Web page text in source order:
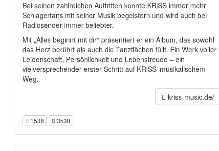
Bei seinen zahlreichen Auftritten konnte KRiSS immer mehr
Schlagerfans mit seiner Musik begeistern und wird auch bei
Radiosender immer beliebter.
Mit „Alles beginnt mit dir“ präsentiert er ein Album, das sowohl
das Herz berührt als auch die Tanzflächen füllt. Ein Werk voller
Leidenschaft, Persönlichkeit und Lebensfreude – ein
vielversprechender erster Schritt auf KRiSS' musikalischem
Weg.
kriss-music.de/
1538 3538